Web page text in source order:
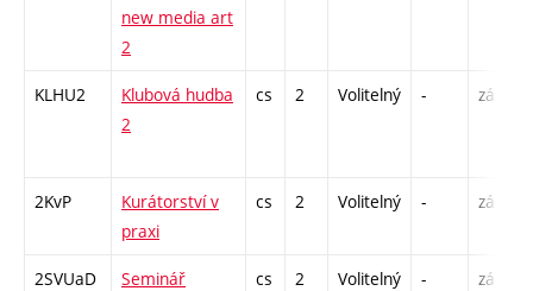
new media art
2
KLHU2
Klubová hudba
2
cs 2 Volitelný - zá
2KvP
Kurátorství v
praxi
cs 2 Volitelný - zá
2SVUaD
Seminář
cs 2 Volitelný - zá